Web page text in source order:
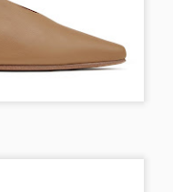
during your holidays or
for most of my
when I accidentally put
unworn lol. Here